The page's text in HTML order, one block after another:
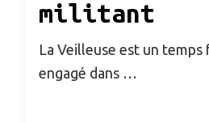
militant
La Veilleuse est un
engagé dans …